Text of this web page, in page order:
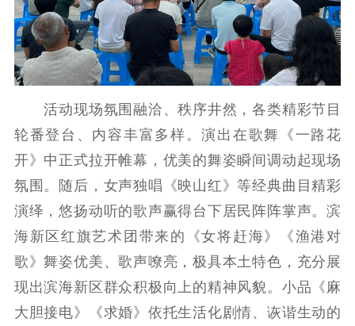
文化文艺
精品生产 文化惠民
文化传承
文化交流
体制改革
文化产业
紫金文化艺术节
品牌活动 紫艺舞台
精神文明
文明创建 文明实践
文明培育
先进典型
社会宣传
思想政治教育 爱国主义教育
全民国防教育
红色资源保护利
用
活动现场氛围融洽、秩序井然，各类精彩节目
轮番登台、内容丰富多样。演出在歌舞《一路花
开》中正式拉开帷幕，优美的舞姿瞬间调动起现场
氛围。随后，女声独唱《映山红》等经典曲目精彩
演绎，悠扬动听的歌声赢得台下居民阵阵掌声。滨
海新区红旗艺术团带来的《女将赶海》《渔港对
歌》舞姿优美、歌声嘹亮，极具本土特色，充分展
现出滨海新区群众积极向上的精神风貌。小品《麻
大胆接电》《求婚》依托生活化剧情、诙谐生动的